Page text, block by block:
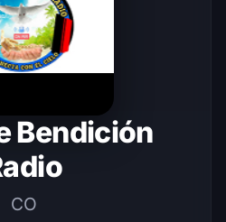
Bendición
CO